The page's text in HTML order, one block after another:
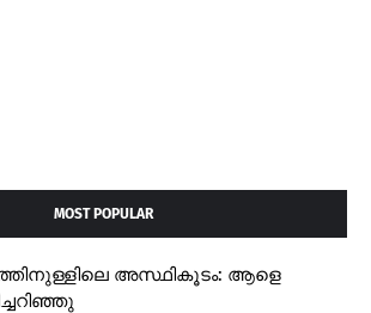
MOST POPULAR
അസ്ഥികൂടം: ആളെ